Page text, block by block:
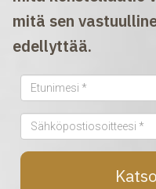
mitä sen
edellyttää.